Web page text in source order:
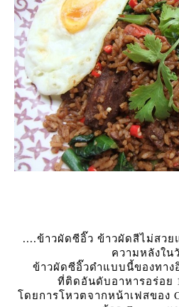
....ข้าวผัดซีอิ๊ว ข้าวผัดสีไม่สว
ความหลังใน
ข้าวผัดซีอิ๊วดำแบบนี้ของทาง
ที่ติดอันดับอาหารอร่อย
ดยการโหวตจากหน้าเฟสของ